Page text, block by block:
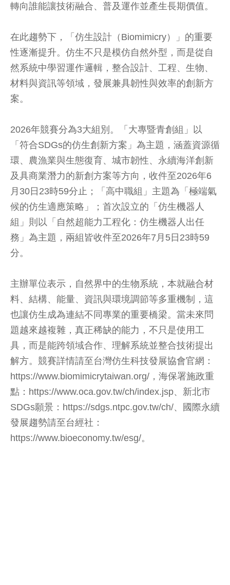
轉向誰能讓技術融合、普及運作並產生長期價值。
在此趨勢下，「仿生設計（Biomimicry）」的重要
性逐漸提升。仿生不只是模仿自然外型，而是從自
然系統中學習運作邏輯，整合設計、工程、生物、
材料與資訊等領域，發展兼具韌性與效率的創新方
案。
2026年競賽分為3大組別。「大專暨青創組」以
「符合SDGs的仿生創新方案」為主題，涵蓋資源循
環、農漁業與生態復育、城市韌性、永續海洋創新
及具商業潛力的新創方案等方向，收件至2026年6
月30日23時59分止；「高中職組」主題為「極端氣
候的仿生適應策略」；首次設立的「仿生機器人
組」則以「自然超能力工程化：仿生機器人出任
務」為主題，兩組皆收件至2026年7月5日23時59
分。
主辦單位表示，自然界中的生物系統，本就融合材
料、結構、能量、資訊與環境調節等多重機制，這
也讓仿生成為連結不同專業的重要橋梁。當未來問
題越來越複雜，真正稀缺的能力，不只是使用工
具，而是能跨領域合作、理解系統並整合技術提出
解方。競賽詳情請至台灣仿生科技發展協會官網：
https://www.biomimicrytaiwan.org/，海保署施政重
點：https://www.oca.gov.tw/ch/index.jsp、新北市
SDGs願景：https://sdgs.ntpc.gov.tw/ch/、國際永續
發展趨勢請至台經社：
https://www.bioeconomy.tw/esg/。